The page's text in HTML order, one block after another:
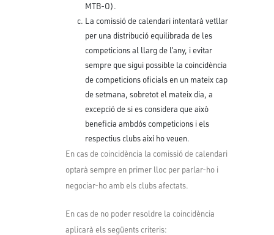
MTB-O).
La comissió de calendari intentarà vetllar
per una distribució equilibrada de les
competicions al llarg de l’any, i evitar
sempre que sigui possible la coincidència
de competicions oficials en un mateix cap
de setmana, sobretot el mateix dia, a
excepció de si es considera que això
beneficia ambdós competicions i els
respectius clubs així ho veuen.
En cas de coincidència la comissió de calendari
optarà sempre en primer lloc per parlar-ho i
negociar-ho amb els clubs afectats.
En cas de no poder resoldre la coincidència
aplicarà els següents criteris: